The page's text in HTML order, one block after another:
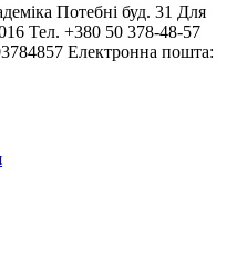
Потебні буд. 31 Для
Тел. +380 50 378-48-57
Електронна пошта: